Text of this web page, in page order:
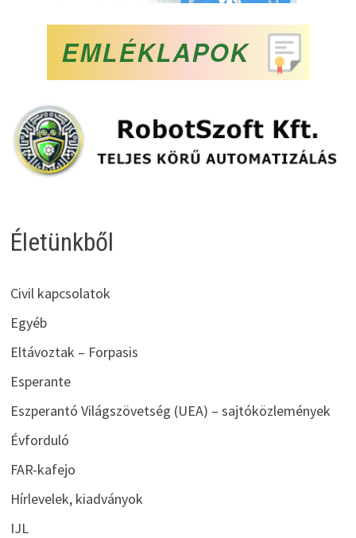
Életünkből
Civil kapcsolatok
Egyéb
Eltávoztak – Forpasis
Esperante
Eszperantó Világszövetség (UEA) – sajtóközlemények
Évforduló
FAR-kafejo
Hírlevelek, kiadványok
IJL